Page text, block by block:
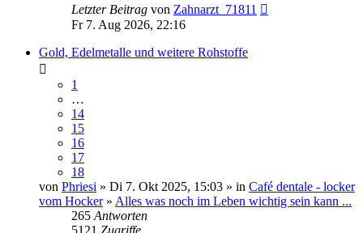
Letzter Beitrag von Zahnarzt_71811
Fr 7. Aug 2026, 22:16
Gold, Edelmetalle und weitere Rohstoffe
1
…
14
15
16
17
18
von Phriesi » Di 7. Okt 2025, 15:03 » in Café dentale - locker
vom Hocker» Alles was noch im Leben wichtig sein kann ...
265 Antworten
5121 Zugriffe